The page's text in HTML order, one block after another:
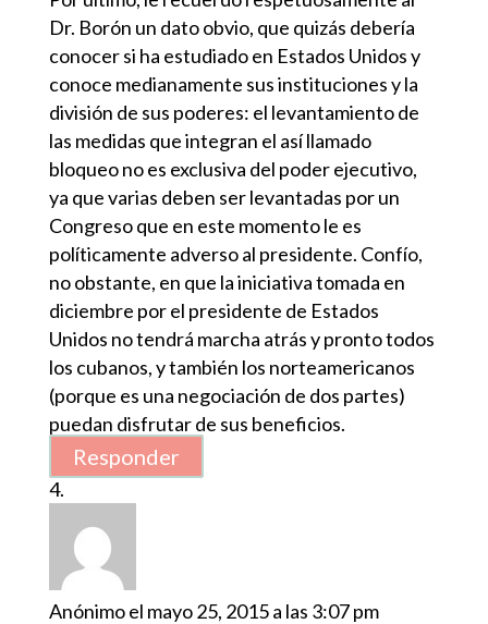
Dr. Borón un dato obvio, que quizás debería
conocer si ha estudiado en Estados Unidos y
conoce medianamente sus instituciones y la
división de sus poderes: el levantamiento de
las medidas que integran el así llamado
bloqueo no es exclusiva del poder ejecutivo,
ya que varias deben ser levantadas por un
Congreso que en este momento le es
políticamente adverso al presidente. Confío,
no obstante, en que la iniciativa tomada en
diciembre por el presidente de Estados
Unidos no tendrá marcha atrás y pronto todos
los cubanos, y también los norteamericanos
(porque es una negociación de dos partes)
puedan disfrutar de sus beneficios.
Responder
Anónimoel mayo 25, 2015 a las 3:07 pm